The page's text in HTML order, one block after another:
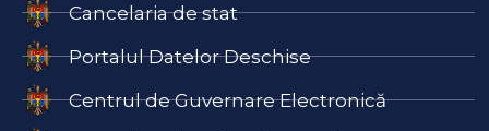
Cancelaria de stat
Portalul Datelor Deschise
Centrul de Guvernare Electronică